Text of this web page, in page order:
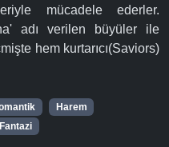
mücadele ederler.
adı verilen büyüler ile
hem kurtarıcı(Saviors)
Harem